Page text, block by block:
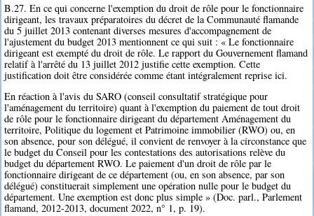
B.27. En ce qui concerne l'exemption du droit de rôle pour le fonctionnaire
dirigeant, les travaux préparatoires du décret de la Communauté flamande
du 5 juillet 2013 contenant diverses mesures d'accompagnement de
l'ajustement du budget 2013 mentionnent ce qui suit : « Le fonctionnaire
dirigeant est exempté du droit de rôle. Le rapport du Gouvernement flamand
relatif à l'arrêté du 13 juillet 2012 justifie cette exemption. Cette
justification doit être considérée comme étant intégralement reprise ici.
En réaction à l'avis du SARO (conseil consultatif stratégique pour
l'aménagement du territoire) quant à l'exemption du paiement de tout droit
de rôle pour le fonctionnaire dirigeant du département Aménagement du
territoire, Politique du logement et Patrimoine immobilier (RWO) ou, en
son absence, pour son délégué, il convient de renvoyer à la circonstance que
le budget du Conseil pour les contestations des autorisations relève du
budget du département RWO. Le paiement d'un droit de rôle par le
fonctionnaire dirigeant de ce département (ou, en son absence, par son
délégué) constituerait simplement une opération nulle pour le budget du
département. Une exemption est donc plus simple » (Doc. parl., Parlement
flamand, 2012-2013, document 2022, n° 1, p. 19).